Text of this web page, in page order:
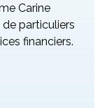
Carine
particuliers
financiers.